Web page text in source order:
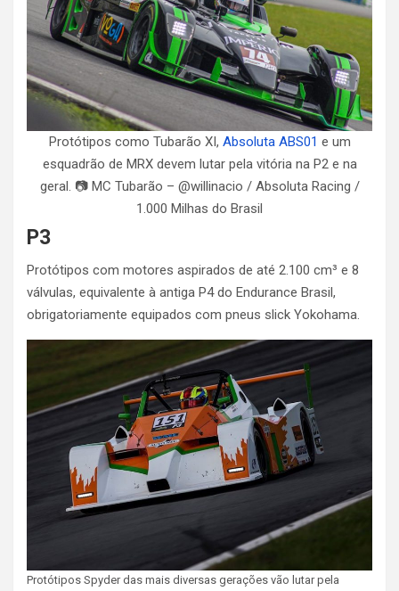
Protótipos como Tubarão XI, Absoluta ABS01 e um
esquadrão de MRX devem lutar pela vitória na P2 e na
geral. 📷 MC Tubarão – @willinacio / Absoluta Racing /
1.000 Milhas do Brasil
P3
Protótipos com motores aspirados de até 2.100 cm³ e 8
válvulas, equivalente à antiga P4 do Endurance Brasil,
obrigatoriamente equipados com pneus slick Yokohama.
Protótipos Spyder das mais diversas gerações vão lutar pela